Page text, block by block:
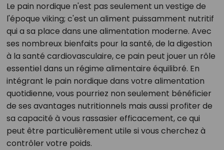
Le pain nordique n'est pas seulement un vestige de
l'époque viking; c'est un aliment puissamment nutritif
qui a sa place dans une alimentation moderne. Avec
ses nombreux bienfaits pour la santé, de la digestion
à la santé cardiovasculaire, ce pain peut jouer un rôle
essentiel dans un régime alimentaire équilibré. En
intégrant le pain nordique dans votre alimentation
quotidienne, vous pourriez non seulement bénéficier
de ses avantages nutritionnels mais aussi profiter de
sa capacité à vous rassasier efficacement, ce qui
peut être particulièrement utile si vous cherchez à
contrôler votre poids.